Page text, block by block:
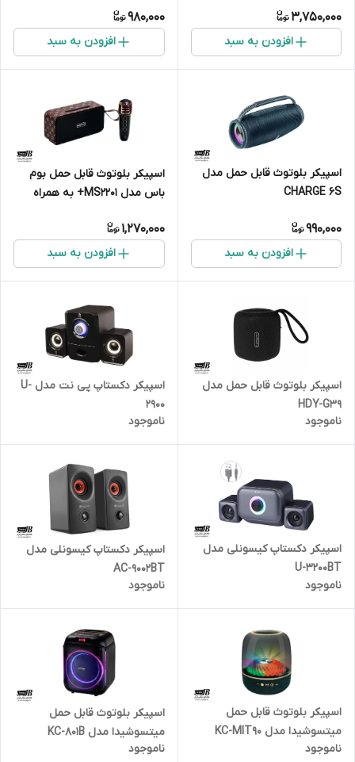
3,750,000
افزودن به سبد
980,000
افزودن به سبد
اسپیکر بلوتوث قابل حمل مدل
CHARGE 6S
990,000
افزودن به سبد
اسپیکر بلوتوث قابل حمل بوم
باس مدل MS2201+ به همراه
1,270,000
افزودن به سبد
اسپیکر بلوتوث قابل حمل مدل
HDY-G39
ناموجود
اسپیکر دکستاپ پی نت مدل U-
2900
ناموجود
اسپیکر دکستاپ کیسونلی مدل
U-3200BT
ناموجود
اسپیکر دکستاپ کیسونلی مدل
AC-9002BT
ناموجود
اسپیکر بلوتوث قابل حمل
میتسوشیدا مدل KC-MIT90
ناموجود
اسپیکر بلوتوث قابل حمل
میتسوشیدا مدل KC-801B
ناموجود